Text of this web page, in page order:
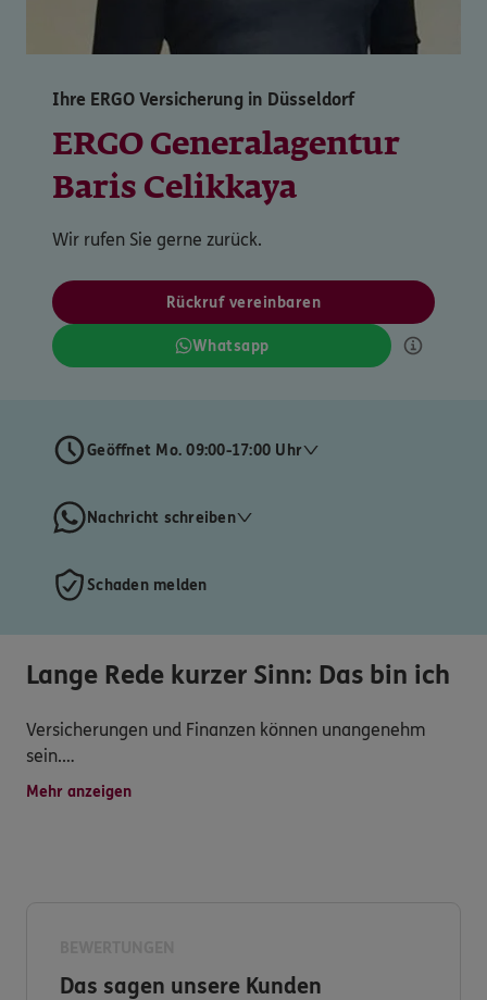
Ihre ERGO Versicherung in Düsseldorf
ERGO Generalagentur
Baris Celikkaya
Wir rufen Sie gerne zurück.
Rückruf vereinbaren
Whatsapp
Geöffnet Mo. 09:00-17:00 Uhr
Nachricht schreiben
Schaden melden
Lange Rede kurzer Sinn: Das bin ich
Versicherungen und Finanzen können unangenehm
sein.
Gemeinsam erarbeiten wir für dich, wo du stehst und
Mehr anzeigen
Das sagen unsere Kunden